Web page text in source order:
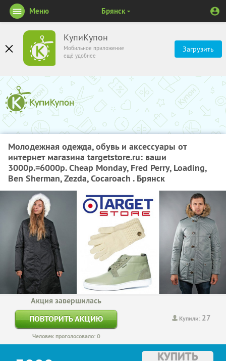
КупиКупон
Мобильное приложение
ещё удобнее
Загрузить
Меню Брянск
Молодежная одежда, обувь и аксессуары от
интернет магазина targetstore.ru: ваши
3000р.=6000р. Cheap Monday, Fred Perry, Loading,
Ben Sherman, Zezda, Cocaroach . Брянск
Купили: 27
Акция завершилась
ПОВТОРИТЬ АКЦИЮ
Человек проголосовало: 0
КУПИТЬ